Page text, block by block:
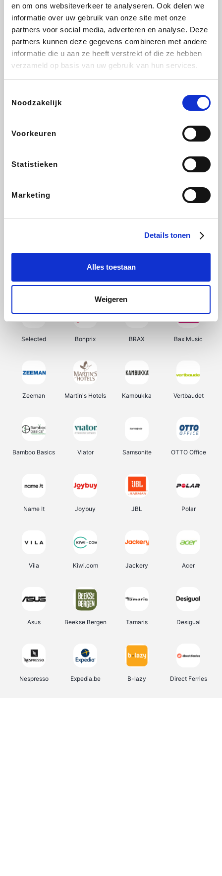
en om ons websiteverkeer te analyseren. Ook delen we
informatie over uw gebruik van onze site met onze
partners voor social media, adverteren en analyse. Deze
partners kunnen deze gegevens combineren met andere
informatie die u aan ze heeft verstrekt of die ze hebben
verzameld op basis van uw gebruik van hun services.
Noodzakelijk
Voorkeuren
Statistieken
Marketing
Details tonen
Alles toestaan
Weigeren
Weekendesk Sarenza Schiesser Interhome
Lufthansa
CheapTickets.be DeubaXXL
Samsung Delonghi Tennis Point My Jewellery
Selected Bonprix BRAX Bax Music
Zeeman Martin's Hotels Kambukka Vertbaudet
Bamboo Basics Viator Samsonite OTTO Office
Name It Joybuy JBL Polar
Vila Kiwi.com Jackery Acer
Asus Beekse Bergen Tamaris Desigual
Nespresso Expedia.be B-lazy Direct Ferries